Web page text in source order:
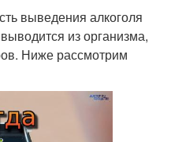
выведения алкоголя
из организма,
Ниже рассмотрим